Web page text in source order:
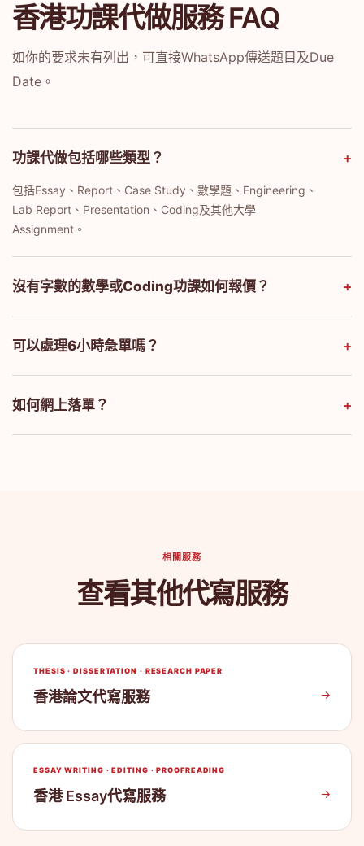
香港功課代做服務 FAQ
如你的要求未有列出，可直接WhatsApp傳送題目及Due
Date。
功課代做包括哪些類型？ +
包括Essay、Report、Case Study、數學題、Engineering、
Lab Report、Presentation、Coding及其他大學
Assignment。
沒有字數的數學或Coding功課如何報價？ +
可以處理6小時急單嗎？ +
如何網上落單？ +
相關服務
查看其他代寫服務
THESIS · DISSERTATION · RESEARCH PAPER
香港論文代寫服務 →
ESSAY WRITING · EDITING · PROOFREADING
香港 Essay代寫服務 →